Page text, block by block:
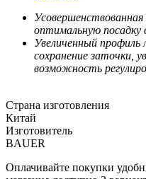
Усовершенствованная
оптимальную
Увеличенный профиль
сохранение заточки,
возможность
Страна изготовления
Китай
Изготовитель
BAUER
Оплачивайте покупки